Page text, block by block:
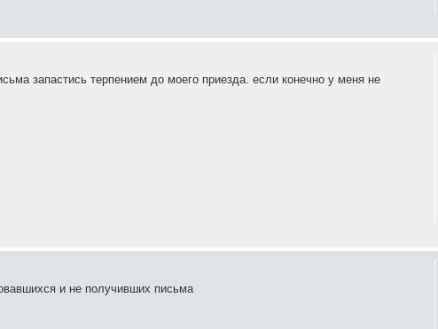
запастись терпением до моего приезда. если конечно у меня не
и не получивших письма